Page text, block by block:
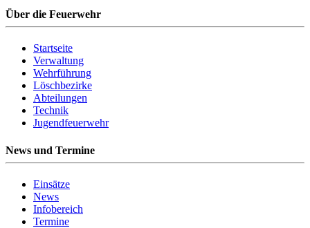
Über die Feuerwehr
Startseite
Verwaltung
Wehrführung
Löschbezirke
Abteilungen
Technik
Jugendfeuerwehr
News und Termine
Einsätze
News
Infobereich
Termine